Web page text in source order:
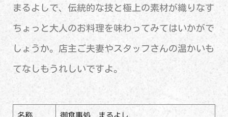
まるよしで、伝統的な技と極上の素材が織りなす
ちょっと大人のお料理を味わってみてはいかがで
しょうか。店主ご夫妻やスタッフさんの温かいも
てなしもうれしいですよ。